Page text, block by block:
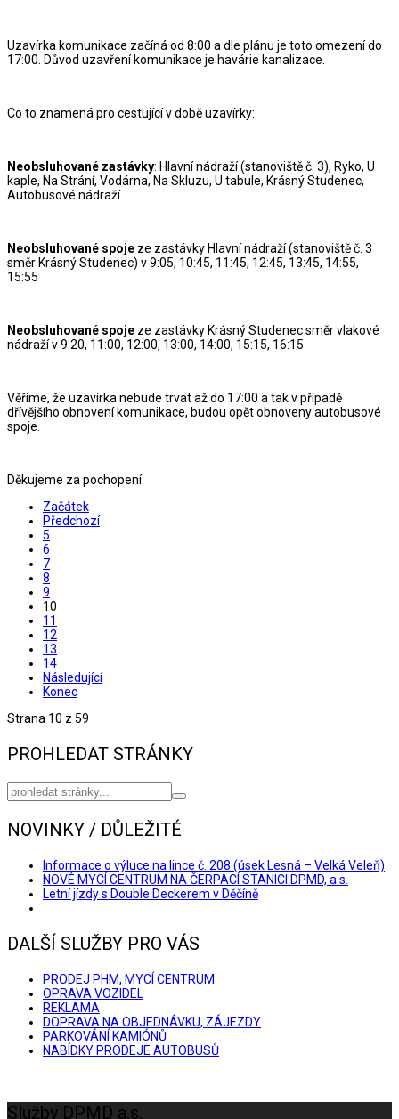
Uzavírka komunikace začíná od 8:00 a dle plánu je toto omezení do
17:00. Důvod uzavření komunikace je havárie kanalizace.
Co to znamená pro cestující v době uzavírky:
Neobsluhované zastávky: Hlavní nádraží (stanoviště č. 3), Ryko, U
kaple, Na Strání, Vodárna, Na Skluzu, U tabule, Krásný Studenec,
Autobusové nádraží.
Neobsluhované spoje ze zastávky Hlavní nádraží (stanoviště č. 3
směr Krásný Studenec) v 9:05, 10:45, 11:45, 12:45, 13:45, 14:55,
15:55
Neobsluhované spoje ze zastávky Krásný Studenec směr vlakové
nádraží v 9:20, 11:00, 12:00, 13:00, 14:00, 15:15, 16:15
Věříme, že uzavírka nebude trvat až do 17:00 a tak v případě
dřívějšího obnovení komunikace, budou opět obnoveny autobusové
spoje.
Děkujeme za pochopení.
Začátek
Předchozí
5
6
7
8
9
10
11
12
13
14
Následující
Konec
Strana 10 z 59
PROHLEDAT STRÁNKY
NOVINKY / DŮLEŽITÉ
Informace o výluce na lince č. 208 (úsek Lesná – Velká Veleň)
NOVÉ MYCÍ CENTRUM NA ČERPACÍ STANICI DPMD, a.s.
Letní jízdy s Double Deckerem v Děčíně
DALŠÍ SLUŽBY PRO VÁS
PRODEJ PHM, MYCÍ CENTRUM
OPRAVA VOZIDEL
REKLAMA
DOPRAVA NA OBJEDNÁVKU, ZÁJEZDY
PARKOVÁNÍ KAMIÓNŮ
NABÍDKY PRODEJE AUTOBUSŮ
Služby DPMD a.s.